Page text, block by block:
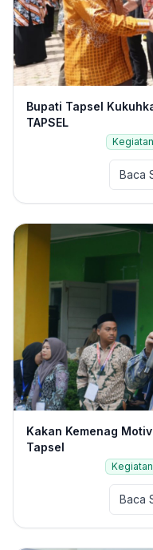
Bupati Tapsel
TAPSEL
Kegiatan
Baca
Kakan Kemenag
Tapsel
Kegiatan
Baca